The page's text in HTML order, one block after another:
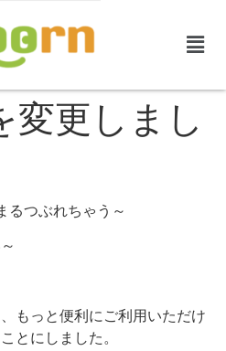
変更しまし
るつぶれちゃう～
もっと便利にご利用いただけ
とにしました。